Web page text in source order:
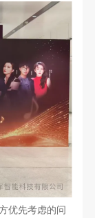
优先考虑的问